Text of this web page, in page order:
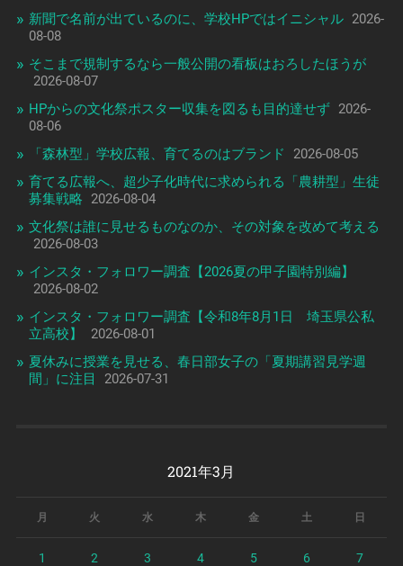
新聞で名前が出ているのに、学校HPではイニシャル 2026-
08-08
そこまで規制するなら一般公開の看板はおろしたほうが
2026-08-07
HPからの文化祭ポスター収集を図るも目的達せず 2026-
08-06
「森林型」学校広報、育てるのはブランド
2026-08-05
育てる広報へ、超少子化時代に求められる「農耕型」生徒
募集戦略
2026-08-04
文化祭は誰に見せるものなのか、その対象を改めて考える
2026-08-03
インスタ・フォロワー調査【2026夏の甲子園特別編】
2026-08-02
インスタ・フォロワー調査【令和8年8月1日 埼玉県公私
立高校】
2026-08-01
夏休みに授業を見せる、春日部女子の「夏期講習見学週
間」に注目
2026-07-31
2021年3月
月 火 水 木 金 土 日
1 2 3 4 5 6 7